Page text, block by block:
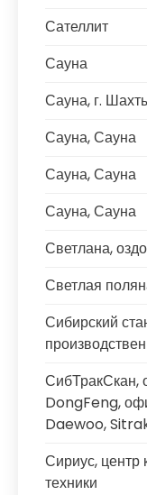
Сателлит
Сауна
Сауна, г.
Сауна, Сауна
Сауна, Сауна
Сауна, Сауна
Светлана,
Светлая
Сибирский
СибТракСкан,
DongFeng,
Daewoo,
Сириус, центр
техники